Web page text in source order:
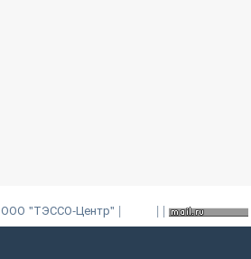
ООО "ТЭССО-Центр" | | |